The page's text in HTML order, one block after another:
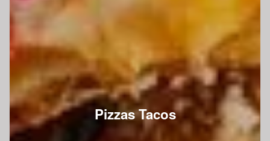
Pizzas Tacos